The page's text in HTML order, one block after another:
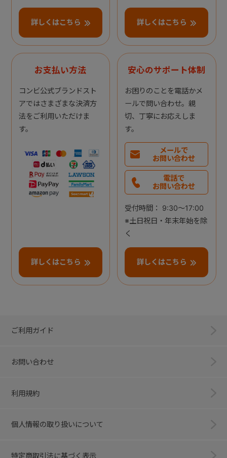
詳しくはこちら 詳しくはこちら
お支払い方法
コンビ公式ブランドスト
アではさまざまな決済方
法をご利用いただけま
す。
詳しくはこちら
安心のサポート体制
お困りのことを電話かメ
ールで問い合わせ。親
切、丁寧にお応えしま
す。
メールで
お問い合わせ
電話で
お問い合わせ
受付時間： 9:30～17:00
※土日祝日・年末年始を除
く
詳しくはこちら
ご利用ガイド
お問い合わせ
利用規約
個人情報の取り扱いについて
特定商取引法に基づく表示